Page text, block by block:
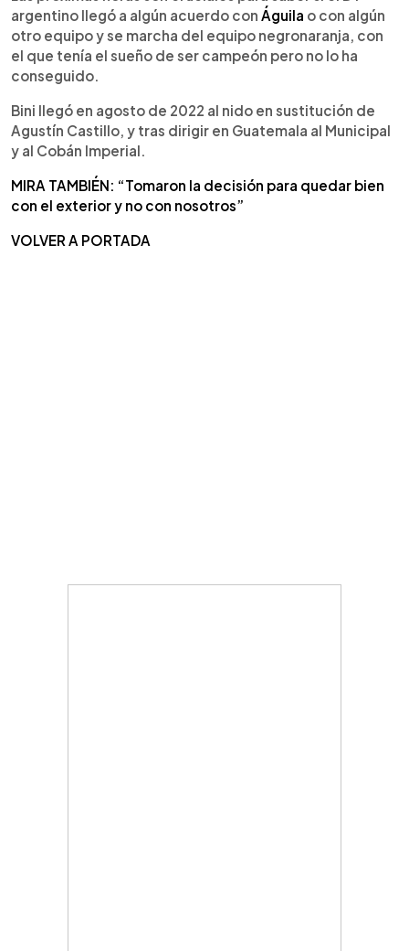
argentino llegó a algún acuerdo con Águila o con algún
otro equipo y se marcha del equipo negronaranja, con
el que tenía el sueño de ser campeón pero no lo ha
conseguido.
Bini llegó en agosto de 2022 al nido en sustitución de
Agustín Castillo, y tras dirigir en Guatemala al Municipal
y al Cobán Imperial.
MIRA TAMBIÉN: “Tomaron la decisión para quedar bien
con el exterior y no con nosotros”
VOLVER A PORTADA